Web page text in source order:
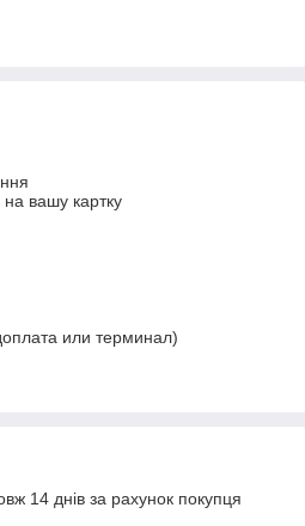
вашу картку
или терминал)
14 днів за рахунок покупця